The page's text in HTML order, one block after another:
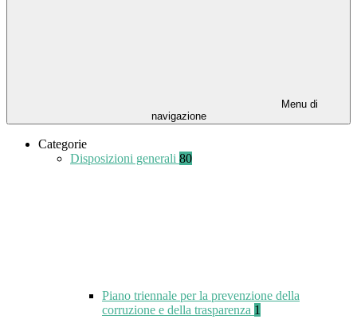
Menu di
navigazione
Categorie
Disposizioni generali 80
Piano triennale per la prevenzione della
corruzione e della trasparenza 1